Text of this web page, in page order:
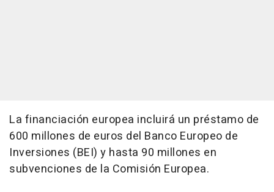
La financiación europea incluirá un préstamo de
600 millones de euros del Banco Europeo de
Inversiones (BEI) y hasta 90 millones en
subvenciones de la Comisión Europea.